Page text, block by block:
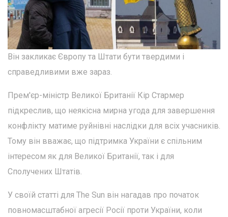
Він закликає Європу та Штати бути твердими і
справедливими вже зараз.
Прем'єр-міністр Великої Британії Кір Стармер
підкреслив, що неякісна мирна угода для завершення
конфлікту матиме руйнівні наслідки для всіх учасників.
Тому він вважає, що підтримка України є спільним
інтересом як для Великої Британії, так і для
Сполучених Штатів.
У своїй статті для The Sun він нагадав про початок
повномасштабної агресії Росії проти України, коли